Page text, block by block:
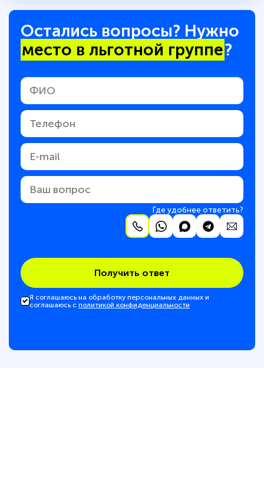
Остались вопросы? Нужно
место в льготной группе?
Где удобнее ответить?
Получить ответ
Я соглашаюсь на обработку персональных данных и
соглашаюсь с политикой конфиденциальности